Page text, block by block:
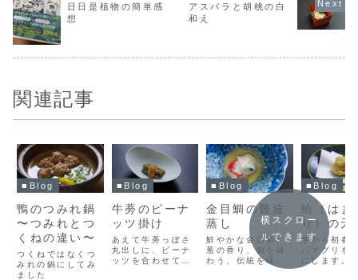
日日是植物の簡単感
想
アスパラと胡桃の白
和え
関連記事
■Blog
鴨のつみれ鍋
〜つみれとつ
くねの違い〜
つくねではなくつ
みれの鍋にしてみ
ました
■Blog
牛蒡のピーナ
ッツ掛け
あえて牛蒡っぽさ
丸出しに、ピーナ
ッツを合わせてみ
■Blog
金目鯛の難波
蒸し
鮮やかな金目鯛、
葱の香り、旬を味
わう、伝統を味わ
■Blog
蛤（はま
り）の天
冬から初春
ハマグリを
にします。
横スクロー
ルできます